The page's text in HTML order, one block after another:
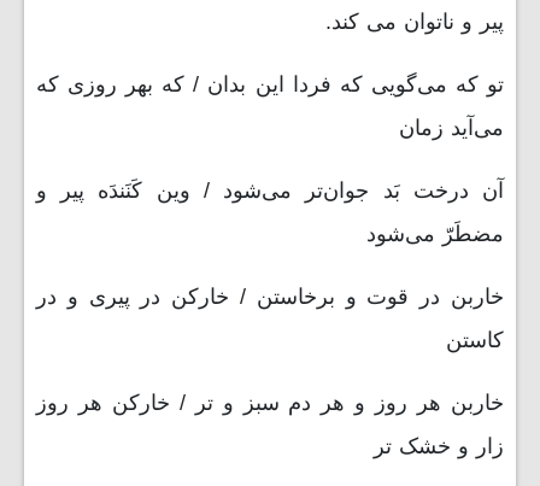
پیر و ناتوان می کند.
تو که می‌گویی که فردا این بدان / که بهر روزی که
می‌آید زمان
آن درخت بَد جوان‌تر می‌شود / وین کَنَندَه پیر و
مضطَرّ می‌شود
خاربن در قوت و برخاستن / خارکن در پیری و در
کاستن
خاربن هر روز و هر دم سبز و تر / خارکن هر روز
زار و خشک تر